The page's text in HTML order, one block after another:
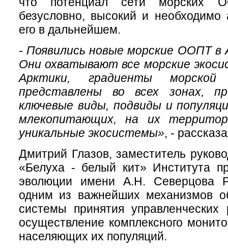
безусловно, высокий и необходимо
его в дальнейшем.
- Появились новые морские ООПТ в
Они охватывают все морские
Арктики, градиенты
представлены во всех зонах,
ключевые виды, подвиды и
млекопитающих, на их
уникальные экосистемы», -
Дмитрий Глазов, заместитель
«Белуха - белый кит» Института
эволюции имени А.Н. Северцова
одним из важнейших механизмов
системы принятия управленческих
осуществление комплексного
населяющих их популяций.